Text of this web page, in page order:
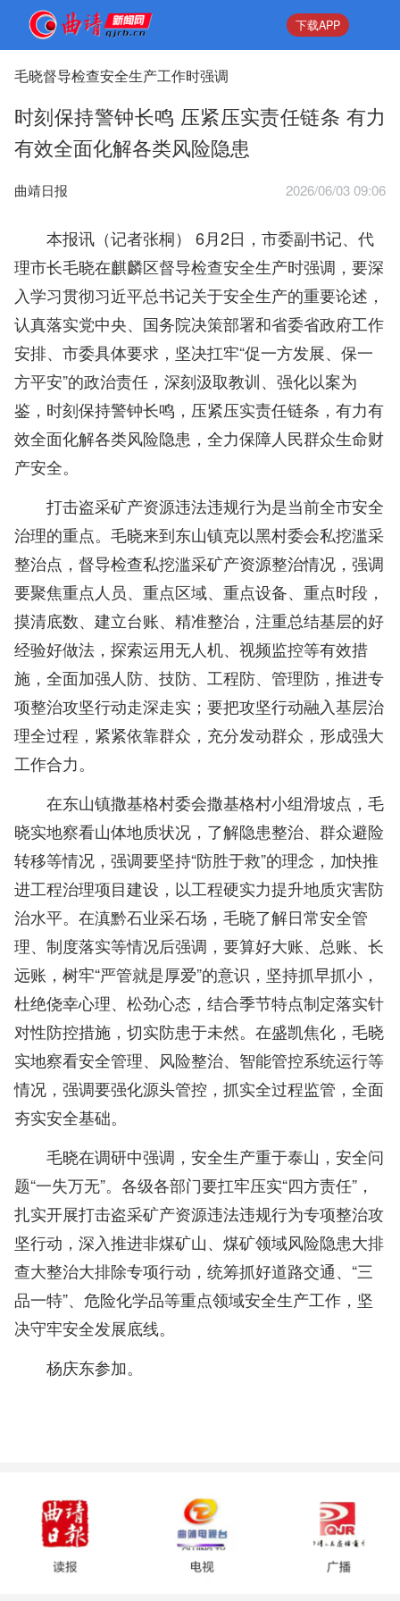
下载APP
毛晓督导检查安全生产工作时强调
时刻保持警钟长鸣 压紧压实责任链条 有力
有效全面化解各类风险隐患
曲靖日报 2026/06/03 09:06
本报讯（记者张桐） 6月2日，市委副书记、代
理市长毛晓在麒麟区督导检查安全生产时强调，要深
入学习贯彻习近平总书记关于安全生产的重要论述，
认真落实党中央、国务院决策部署和省委省政府工作
安排、市委具体要求，坚决扛牢“促一方发展、保一
方平安”的政治责任，深刻汲取教训、强化以案为
鉴，时刻保持警钟长鸣，压紧压实责任链条，有力有
效全面化解各类风险隐患，全力保障人民群众生命财
产安全。
打击盗采矿产资源违法违规行为是当前全市安全
治理的重点。毛晓来到东山镇克以黑村委会私挖滥采
整治点，督导检查私挖滥采矿产资源整治情况，强调
要聚焦重点人员、重点区域、重点设备、重点时段，
摸清底数、建立台账、精准整治，注重总结基层的好
经验好做法，探索运用无人机、视频监控等有效措
施，全面加强人防、技防、工程防、管理防，推进专
项整治攻坚行动走深走实；要把攻坚行动融入基层治
理全过程，紧紧依靠群众，充分发动群众，形成强大
工作合力。
在东山镇撒基格村委会撒基格村小组滑坡点，毛
晓实地察看山体地质状况，了解隐患整治、群众避险
转移等情况，强调要坚持“防胜于救”的理念，加快推
进工程治理项目建设，以工程硬实力提升地质灾害防
治水平。在滇黔石业采石场，毛晓了解日常安全管
理、制度落实等情况后强调，要算好大账、总账、长
远账，树牢“严管就是厚爱”的意识，坚持抓早抓小，
杜绝侥幸心理、松劲心态，结合季节特点制定落实针
对性防控措施，切实防患于未然。在盛凯焦化，毛晓
实地察看安全管理、风险整治、智能管控系统运行等
情况，强调要强化源头管控，抓实全过程监管，全面
夯实安全基础。
毛晓在调研中强调，安全生产重于泰山，安全问
题“一失万无”。各级各部门要扛牢压实“四方责任”，
扎实开展打击盗采矿产资源违法违规行为专项整治攻
坚行动，深入推进非煤矿山、煤矿领域风险隐患大排
查大整治大排除专项行动，统筹抓好道路交通、“三
品一特”、危险化学品等重点领域安全生产工作，坚
决守牢安全发展底线。
杨庆东参加。